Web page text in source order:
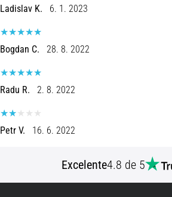
Ladislav K. 6. 1. 2023
Bogdan C. 28. 8. 2022
Radu R. 2. 8. 2022
Petr V. 16. 6. 2022
Excelente4.8 de 5